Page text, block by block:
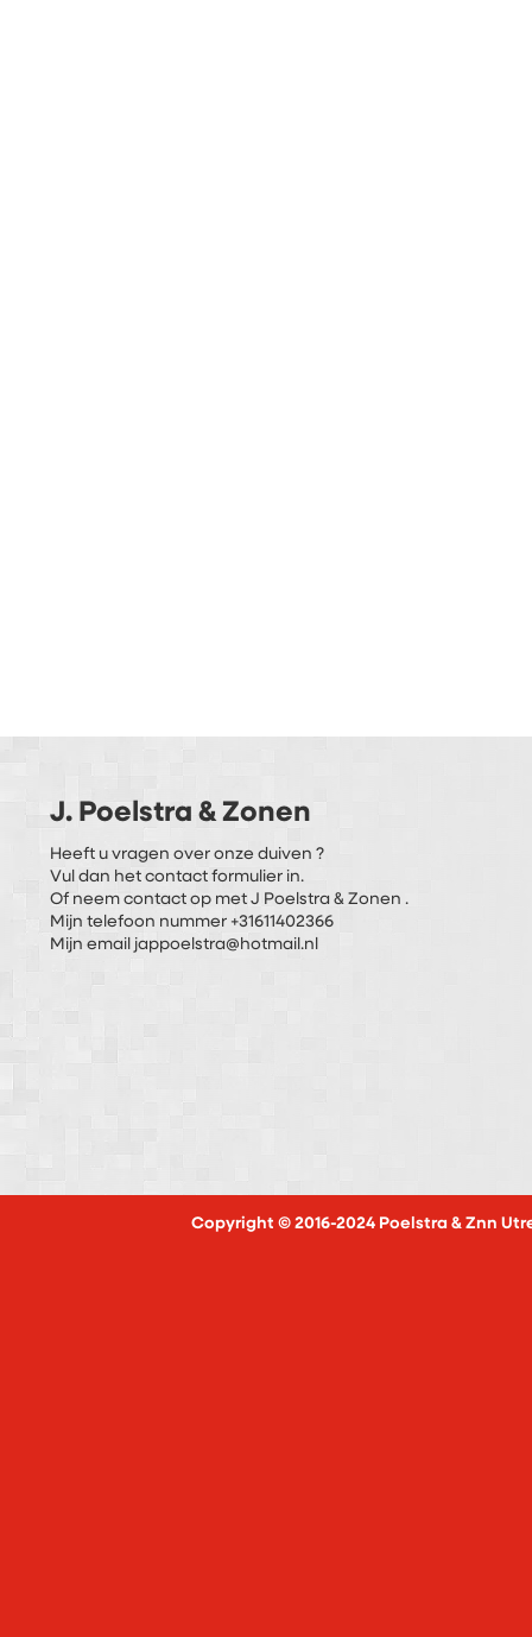
J. Poelstra & Zonen
Heeft u vragen over onze duiven ?
Vul dan het contact formulier in.
Of neem contact op met J Poelstra & Zonen .
Mijn telefoon nummer +31611402366
Mijn email jappoelstra@hotmail.nl
Copyright © 2016-2024 Poelstra & Znn